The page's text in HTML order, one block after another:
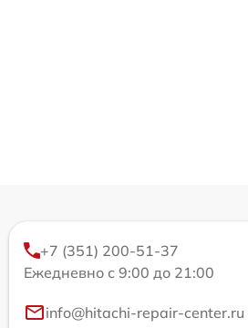
+7 (351) 200-51-37
Ежедневно с 9:00 до 21:00
info@hitachi-repair-center.ru